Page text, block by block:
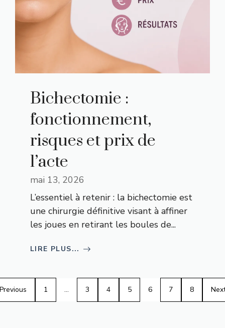
Bichectomie :
fonctionnement,
risques et prix de
l’acte
mai 13, 2026
L’essentiel à retenir : la bichectomie est
une chirurgie définitive visant à affiner
les joues en retirant les boules de...
LIRE PLUS...
1 … 3 4 5 6 7 8